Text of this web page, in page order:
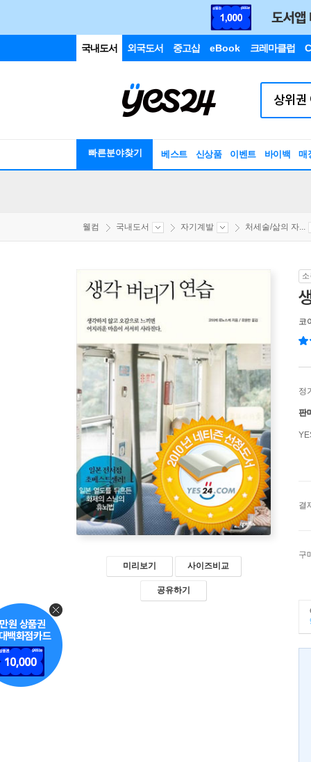
국내도서 외국도서 중고샵 eBook 크레마클럽
빠른분야찾기 베스트 신상품 이벤트 바이백 매
웰컴 국내도서 자기계발 처세술/삶의 자...
미리보기 사이즈비교
공유하기
코
정
판
결
구